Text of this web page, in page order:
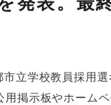
立学校教員採用
掲示板やホームペ